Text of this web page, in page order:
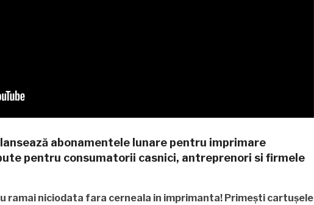
abonamentele lunare pentru imprimare
pentru consumatorii casnici, antreprenori si firmele
ramai niciodata fara cerneala in imprimanta! Primești cartușele